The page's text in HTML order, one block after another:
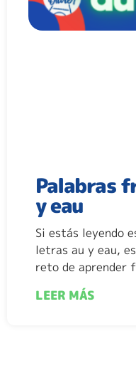
Palabras
y eau
Si estás leyendo
letras au y eau,
reto de aprender
LEER MÁS